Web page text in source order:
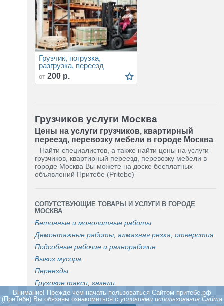
Грузчик, погрузка,
разгрузка, переезд
от 200 р.
Грузчиков услуги Москва
Цены на услуги грузчиков, квартирный
переезд, перевозку мебели в городе Москва
Найти специалистов, а также найти цены на услуги
грузчиков, квартирный переезд, перевозку мебели в
городе Москва Вы можете на доске бесплатных
объявлений Притебе (Pritebe)
СОПУТСТВУЮЩИЕ ТОВАРЫ И УСЛУГИ В ГОРОДЕ
МОСКВА
Бетонные и монолитные работы
Демонтажные работы, алмазная резка, отверстия
Подсобные рабочие и разнорабочие
Вывоз мусора
Переезды
Грузовое такси, газели
Внимание! Прежде чем начать пользоваться Cайтом притебе.рф
(ПриТебе) Вы обязаны ознакомиться с условиями использования Сайта